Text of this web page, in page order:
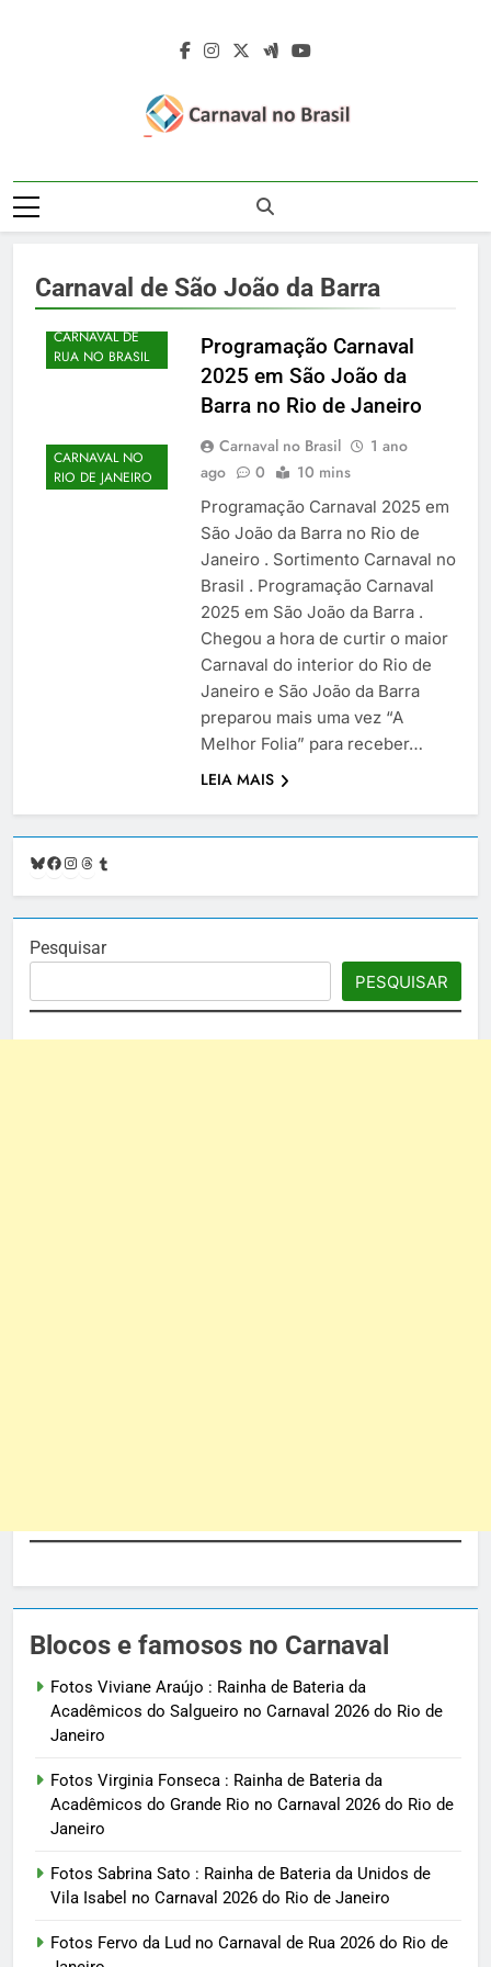
Carnaval No
Brasil 2027 –
2027 – Desfile
Das Escolas De
Samba
Rua 2027 – Desfile Das Escolas De
Samba – Fotos Carnaval 2026 – Blocos
Rainhas De Bateria – Famosos No
Carnaval
Carnaval de São João da Barra
CARNAVAL DE
RUA NO BRASIL
CARNAVAL NO
RIO DE JANEIRO
Programação Carnaval
2025 em São João da
Barra no Rio de Janeiro
Carnaval no Brasil
1 ano
ago
0 10 mins
Programação Carnaval 2025 em
São João da Barra no Rio de
Janeiro . Sortimento Carnaval no
Brasil . Programação Carnaval
2025 em São João da Barra .
Chegou a hora de curtir o maior
Carnaval do interior do Rio de
Janeiro e São João da Barra
preparou mais uma vez “A
Melhor Folia” para receber…
LEIA MAIS
Bluesky
Facebook
Instagram
Threads
Pesquisar
PESQUISAR
Blocos e famosos no Carnaval
Fotos Viviane Araújo : Rainha de Bateria da
Acadêmicos do Salgueiro no Carnaval 2026 do Rio de
Janeiro
Fotos Virginia Fonseca : Rainha de Bateria da
Acadêmicos do Grande Rio no Carnaval 2026 do Rio de
Janeiro
Fotos Sabrina Sato : Rainha de Bateria da Unidos de
Vila Isabel no Carnaval 2026 do Rio de Janeiro
Fotos Fervo da Lud no Carnaval de Rua 2026 do Rio de